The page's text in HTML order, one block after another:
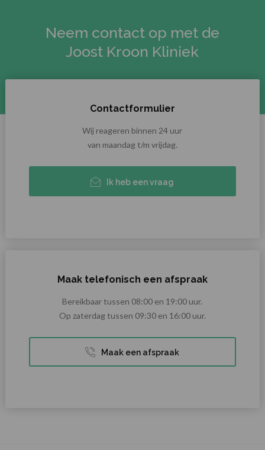
Neem contact op met de
Joost Kroon Kliniek
Contactformulier
Wij reageren binnen 24 uur
van maandag t/m vrijdag.
Ik heb een vraag
Maak telefonisch een afspraak
Bereikbaar tussen 08:00 en 19:00 uur.
Op zaterdag tussen 09:30 en 16:00 uur.
Maak een afspraak